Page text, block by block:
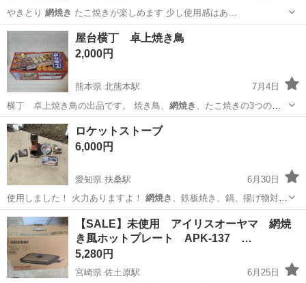
やきとり 網焼き たこ焼きが楽しめます 少し使用感はあ…
三重 多気郡 斎宮駅 キッチン家電
屋台横丁 卓上焼き鳥
2,000円
熊本県 北熊本駅
7月4日
横丁 卓上焼き鳥の出品です。 焼き鳥、 網焼き
、たこ焼きの3つの調
理スタイルに対応し…
熊本 熊本市 北熊本駅 キッチン家電
ロケットストーブ
6,000円
愛知県 扶桑駅
6月30日
使用しました！ 火力ありますよ！ 網焼き 、鉄板焼き、鍋、揚げ物対応
してます！ …
愛知 丹羽郡 扶桑駅 家電 ロケットストーブ
【SALE】未使用 アイリスオーヤマ 網焼
き風ホットプレート APK-137 …
5,280円
宮崎県 佐土原駅
6月25日